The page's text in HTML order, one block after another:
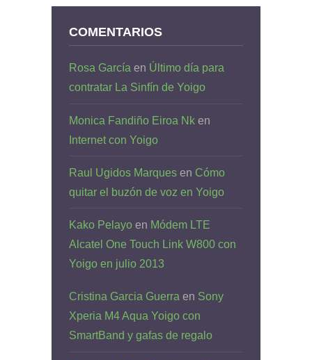
COMENTARIOS
Rosa García en Último día para
contratar La Sinfín de Yoigo
Monica Fandiño Eiroa Nk en
Internet con Yoigo
Raul Ugidos Marques en Cómo
quitar el buzón de voz en Yoigo
Kako Pelayo en Módem LTE
Alcatel One Touch Link W800 con
Yoigo en julio 2013
Cristina Garcia Guerra en Sony
Xperia M4 Aqua Yoigo con
SmartBand y gafas de regalo